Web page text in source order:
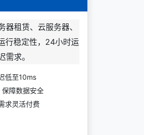
器租赁、云服务器、
行稳定性，24小时运
求。
低至10ms
障数据安全
求灵活付费